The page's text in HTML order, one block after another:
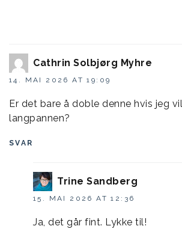
Cathrin Solbjørg Myhre
14. MAI 2026 AT 19:09
Er det bare å doble denne hvis jeg
langpannen?
SVAR
Trine Sandberg
15. MAI 2026 AT 12:36
Ja, det går fint. Lykke til!